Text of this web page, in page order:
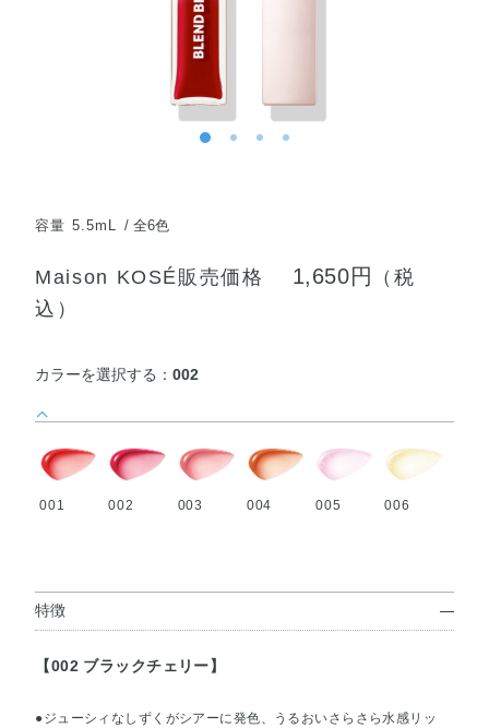
容量 5.5mL 全6色
Maison KOSÉ販売価格 1,650円
（税
込）
カラーを選択する：002
001 002 003 004 005 006
特徴
【002 ブラックチェリー】
●ジューシィなしずくがシアーに発色、うるおいさらさら水感リッ